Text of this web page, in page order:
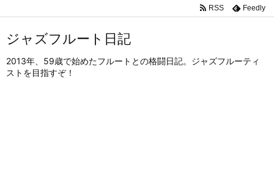
ジャズフルート日記
2013年、59歳で始めたフルートとの格闘日記。ジャズフルーティ
ストを目指すぞ！
RSS Feedly